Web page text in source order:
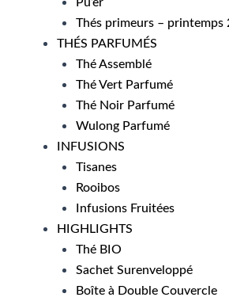
Thés primeurs – printemps
THÉS PARFUMÉS
Thé Assemblé
Thé Vert Parfumé
Thé Noir Parfumé
Wulong Parfumé
INFUSIONS
Tisanes
Rooibos
Infusions Fruitées
HIGHLIGHTS
Thé BIO
Sachet Surenveloppé
Boîte à Double Couvercle